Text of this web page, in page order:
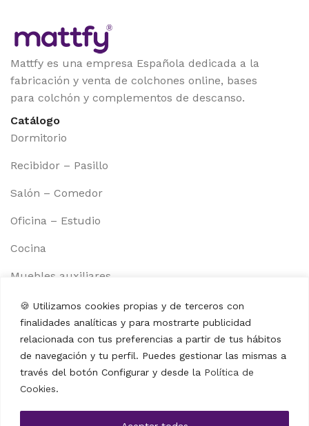
🍪 Utilizamos cookies propias y de terceros con
finalidades analíticas y para mostrarte publicidad
relacionada con tus preferencias a partir de tus hábitos
de navegación y tu perfil. Puedes gestionar las mismas a
través del botón Configurar y desde la Política de
Cookies.
Mattfy es una empresa Española dedicada a la
fabricación y venta de colchones online, bases
para colchón y complementos de descanso.
Catálogo
Dormitorio
Recibidor – Pasillo
Salón – Comedor
Oficina – Estudio
Cocina
Muebles auxiliares
Aviso legal
Política de cookies
Política de privacidad
Términos y condiciones